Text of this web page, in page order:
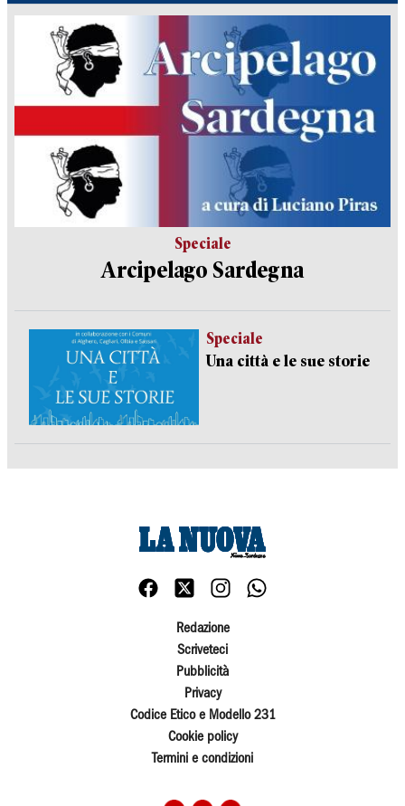
Speciale
Arcipelago Sardegna
Speciale
Una città e le sue storie
Redazione
Scriveteci
Pubblicità
Privacy
Codice Etico e Modello 231
Cookie policy
Termini e condizioni